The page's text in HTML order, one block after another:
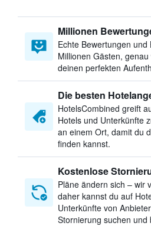
Millionen
Echte Bewertungen und
Millionen Gästen,
deinen perfekten
Die besten
HotelsCombined greift
Hotels und Unterkünfte
an einem Ort, damit du
finden kannst.
Kostenlose
Pläne ändern sich – wir
daher kannst du auf
Unterkünfte von
Stornierung suchen und